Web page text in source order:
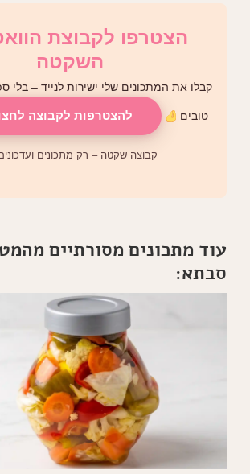
הצטרפו לקבוצת
השקטה
קבלו את המתכונים שלי ישירות לנייד – בלי
טובים להצטרפות לקבוצה
קבוצה שקטה – רק מתכונים
עוד מתכונים מסורתיים
סבתא: